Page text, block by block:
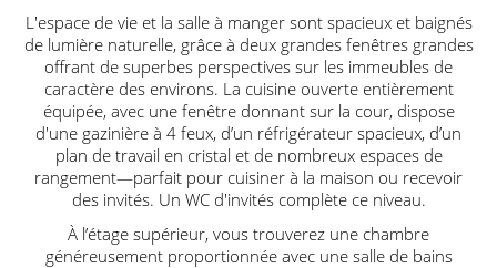
L'espace de vie et la salle à manger sont spacieux et baignés
de lumière naturelle, grâce à deux grandes fenêtres grandes
offrant de superbes perspectives sur les immeubles de
caractère des environs. La cuisine ouverte entièrement
équipée, avec une fenêtre donnant sur la cour, dispose
d'une gazinière à 4 feux, d’un réfrigérateur spacieux, d’un
plan de travail en cristal et de nombreux espaces de
rangement—parfait pour cuisiner à la maison ou recevoir
des invités. Un WC d'invités complète ce niveau.
À l’étage supérieur, vous trouverez une chambre
généreusement proportionnée avec une salle de bains